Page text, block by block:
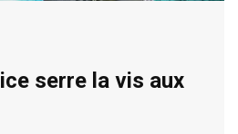
serre la vis aux